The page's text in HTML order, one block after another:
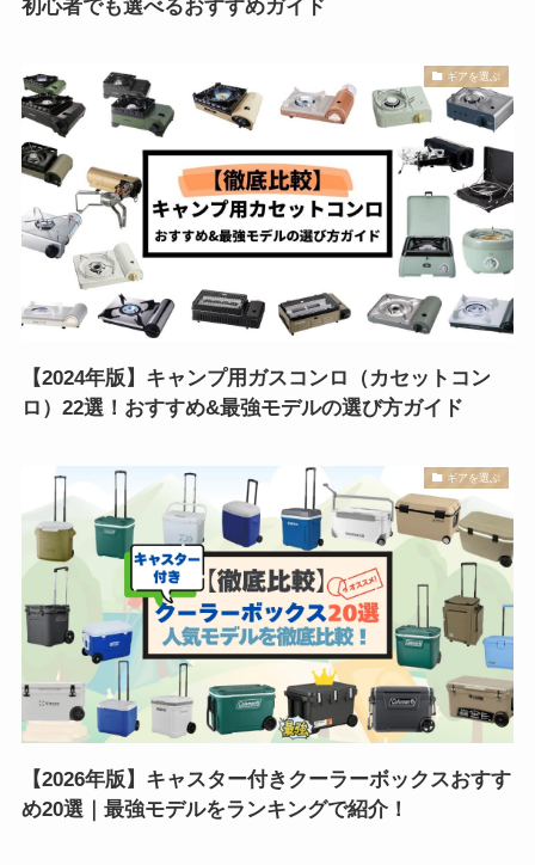
初心者でも選べるおすすめガイド
ギアを選ぶ
【2024年版】キャンプ用ガスコンロ（カセットコン
ロ）22選！おすすめ&最強モデルの選び方ガイド
ギアを選ぶ
【2026年版】キャスター付きクーラーボックスおすす
め20選｜最強モデルをランキングで紹介！